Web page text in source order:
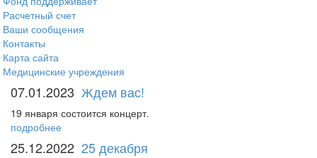
Расчетный счет
Ваши сообщения
Контакты
Карта сайта
Медицинские учреждения
07.01.2023 Ждем вас!
19 января состоится концерт.
подробнее
25.12.2022 25 декабря